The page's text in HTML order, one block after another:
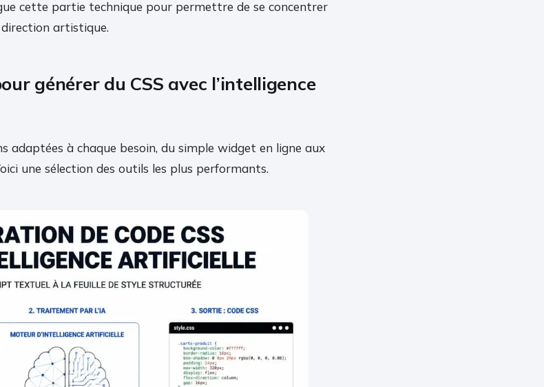
cette partie technique pour permettre de se concentrer
artistique.
générer du CSS avec l’intelligence
adaptées à chaque besoin, du simple widget en ligne aux
une sélection des outils les plus performants.